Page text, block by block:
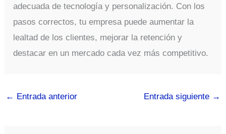
adecuada de tecnología y personalización. Con los
pasos correctos, tu empresa puede aumentar la
lealtad de los clientes, mejorar la retención y
destacar en un mercado cada vez más competitivo.
← Entrada anterior Entrada siguiente →